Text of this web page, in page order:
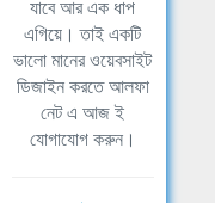
যাবে আর এক ধাপ
এগিয়ে। তাই একটি
ভালো মানের ওয়েবসাইট
ডিজাইন করতে আলফা
নেট এ আজ ই
যোগাযোগ করুন।